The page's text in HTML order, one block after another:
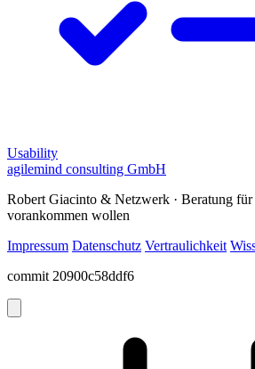
Usability
agilemind consulting GmbH
Robert Giacinto & Netzwerk · Beratung
vorankommen wollen
Impressum Datenschutz Vertraulichkeit
commit 20900c58ddf6